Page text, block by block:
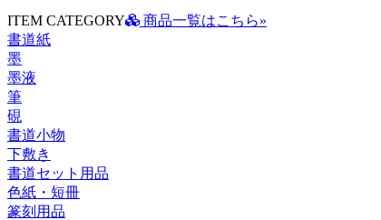
ITEM CATEGORY
商品一覧はこちら»
書道紙
墨
墨液
筆
硯
書道小物
下敷き
書道セット用品
色紙・短冊
篆刻用品